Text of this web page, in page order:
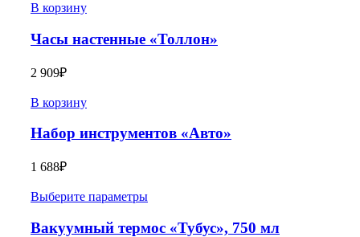
В корзину
Часы настенные «Толлон»
2 909₽
В корзину
Набор инструментов «Авто»
1 688₽
Выберите параметры
Вакуумный термос «Тубус», 750 мл